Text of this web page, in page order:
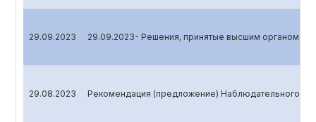
29.09.2023 29.09.2023- Решения, принятые высшим органом
29.08.2023 Рекомендация (предложение) Наблюдательного